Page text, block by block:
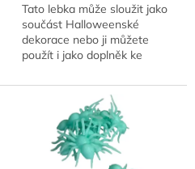
5
hvězdiček.
Tato lebka může sloužit jako
součást Halloweenské
dekorace nebo ji můžete
použít i jako doplněk ke
kostýmu.